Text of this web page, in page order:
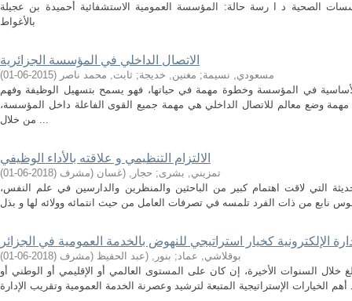
الصحية د ا رسة حالة: المؤسسة العمومية الاستشفائية أحميدة بن عجيلة
بالأغواط
الاتصال الداخلي في المؤسسة الجزائرية
مسعودي, نسيمة; مغنين, خديجة; ثابت, محمد ناصر (
2015-06-01
)
في المؤسسة وخطوة مهمة في حياتها، فهو يسمح بتسهيل الوظيفة وفهم
وضع معالم للاتصال الداخلي هي مهمة جميع القوى الفاعلة داخل المؤسسة،
من خلال ...
الالتزام التنظيمي و علاقته بالأداء الوظيفي
تمزيني, بشرى; حجار, (غسان (مشرف (
2018-06-01
)
التي لاقت اهتمام كبير من الباحثين والمنظرين والدارسين في علم النفس،
الإلكترونية كخيار استراتيجي للنهوض بالخدمة العمومية في الجزائر
بوقلاشي, عماد; بنور, (عبد الحفيظ (مشرف (
2018-06-01
)
خلال السنوات الأخيرة، إن كان على المستوى العالمي أو الإقليمي أو الوطني أو